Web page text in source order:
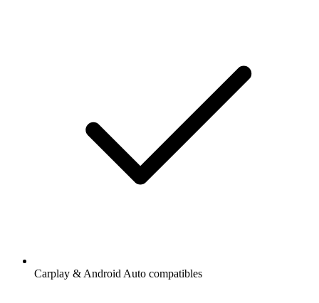
Carplay & Android Auto compatibles